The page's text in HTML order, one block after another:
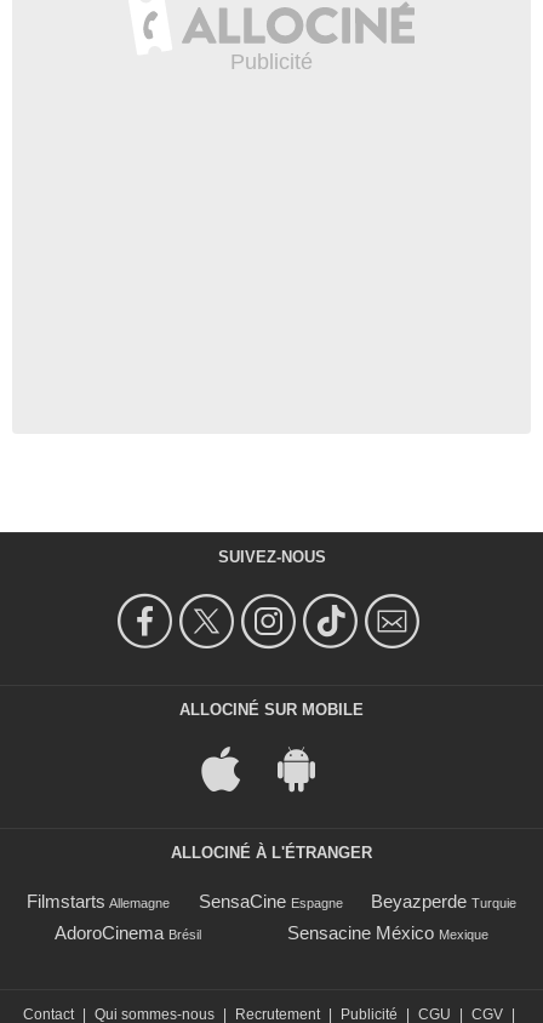
SUIVEZ-NOUS
ALLOCINÉ SUR MOBILE
ALLOCINÉ À L'ÉTRANGER
Filmstarts Allemagne SensaCine Espagne Beyazperde Turquie
AdoroCinema Brésil Sensacine México Mexique
Contact | Qui sommes-nous | Recrutement | Publicité | CGU | CGV |